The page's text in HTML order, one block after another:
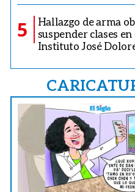
5
Hallazgo de arma
suspender clases en
Instituto José